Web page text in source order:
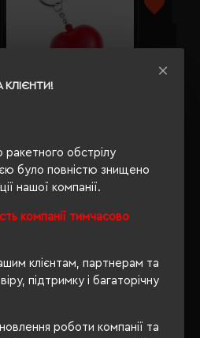
КЛІЄНТИ!
ракетного обстрілу
було повністю знищено
нашої компанії.
компанії тимчасово
клієнтам, партнерам та
підтримку і багаторічну
роботи компанії та
Кількість кольорів:
Модель: V4018(Voyager)